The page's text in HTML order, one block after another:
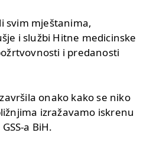
svim mještanima,
i službi Hitne medicinske
i predanosti
onako kako se niko
izražavamo iskrenu
a BiH.